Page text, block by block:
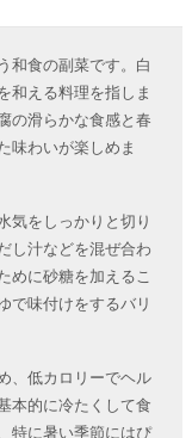
和食の副菜です。白
和える料理を指しま
の滑らかな食感と春
味わいが楽しめま
気をしっかりと切り
し汁などを混ぜ合わ
めに砂糖を加えるこ
で味付けをするバリ
、低カロリーでヘル
本的に冷たくして食
特に暑い季節にはぴ